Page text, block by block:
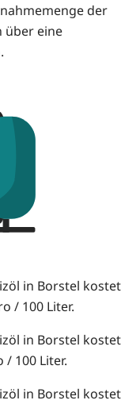
der
über eine
in Borstel kostet
/ 100 Liter.
in Borstel kostet
100 Liter.
in Borstel kostet